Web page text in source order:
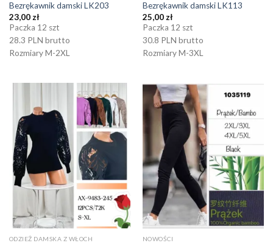
Bezrękawnik damski LK203
23,00 zł
Paczka 12 szt
28.3 PLN brutto
Rozmiary M-2XL
Bezrękawnik damski LK113
25,00 zł
Paczka 12 szt
30.8 PLN brutto
Rozmiary M-3XL
ODZIEŻ DAMSKA Z WŁOCH NOWOŚCI